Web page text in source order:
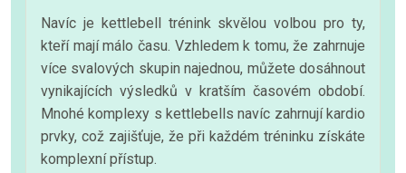
Navíc je kettlebell trénink skvělou volbou pro ty,
kteří mají málo času. Vzhledem k tomu, že zahrnuje
více svalových skupin najednou, můžete dosáhnout
vynikajících výsledků v kratším časovém období.
Mnohé komplexy s kettlebells navíc zahrnují kardio
prvky, což zajišťuje, že při každém tréninku získáte
komplexní přístup.